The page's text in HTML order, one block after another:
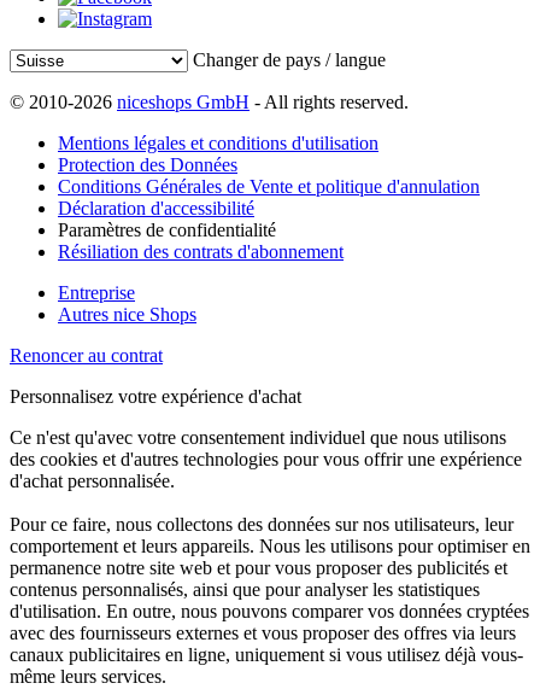
Changer de pays / langue
© 2010-2026 niceshops GmbH - All rights reserved.
Mentions légales et conditions d'utilisation
Protection des Données
Conditions Générales de Vente et politique d'annulation
Déclaration d'accessibilité
Paramètres de confidentialité
Résiliation des contrats d'abonnement
Entreprise
Autres nice Shops
Renoncer au contrat
Personnalisez votre expérience d'achat
Ce n'est qu'avec votre consentement individuel que nous utilisons
des cookies et d'autres technologies pour vous offrir une expérience
d'achat personnalisée.
Pour ce faire, nous collectons des données sur nos utilisateurs, leur
comportement et leurs appareils. Nous les utilisons pour optimiser en
permanence notre site web et pour vous proposer des publicités et
contenus personnalisés, ainsi que pour analyser les statistiques
d'utilisation. En outre, nous pouvons comparer vos données cryptées
avec des fournisseurs externes et vous proposer des offres via leurs
canaux publicitaires en ligne, uniquement si vous utilisez déjà vous-
même leurs services.